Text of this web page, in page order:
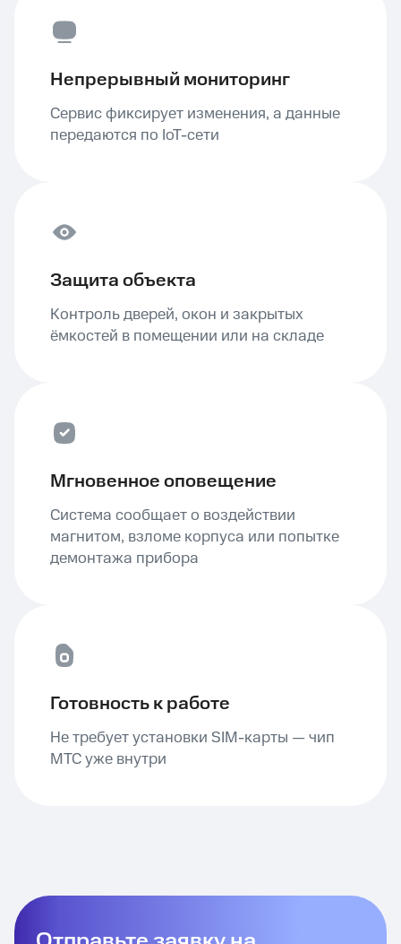
Непрерывный мониторинг
Сервис фиксирует изменения, а данные
передаются по IoT-сети
Защита объекта
Контроль дверей, окон и закрытых
ёмкостей в помещении или на складе
Мгновенное оповещение
Система сообщает о воздействии
магнитом, взломе корпуса или попытке
демонтажа прибора
Готовность к работе
Не требует установки SIM-карты — чип
МТС уже внутри